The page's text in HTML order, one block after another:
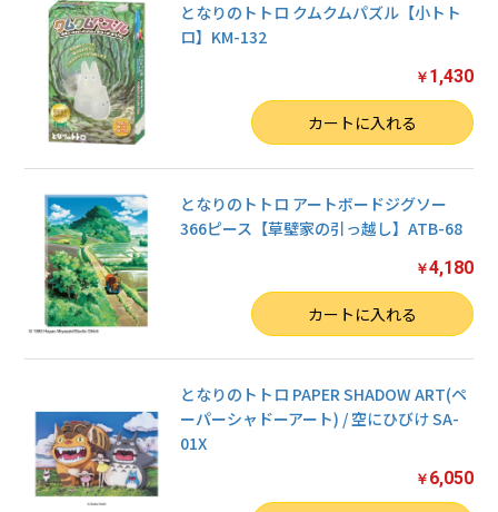
となりのトトロ クムクムパズル【小トト
ロ】KM-132
￥ 1,430
カートに入れる
となりのトトロ アートボードジグソー
366ピース【草壁家の引っ越し】ATB-68
￥4,180
カートに入れる
となりのトトロ PAPER SHADOW ART(ペ
ーパーシャドーアート) / 空にひびけ SA-
01X
￥ 6,050